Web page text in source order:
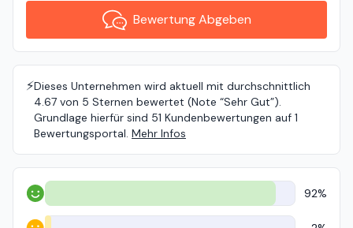
Bewertung Abgeben
⚡️Dieses Unternehmen wird aktuell mit durchschnittlich
4.67 von 5 Sternen bewertet (Note “Sehr Gut”).
Grundlage hierfür sind 51 Kundenbewertungen auf 1
Bewertungsportal. Mehr Infos
Positiv 92%